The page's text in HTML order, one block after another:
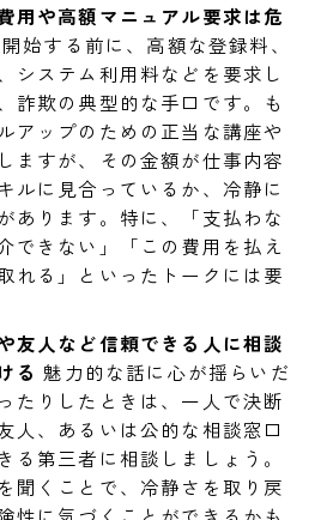
用や高額マニュアル要求は危
始する前に、高額な登録料、
システム利用料などを要求し
詐欺の典型的な手口です。も
アップのための正当な講座や
ますが、その金額が仕事内容
ルに見合っているか、冷静に
あります。特に、「支払わな
できない」「この費用を払え
れる」といったトークには要
友人など信頼できる人に相談
る 魅力的な話に心が揺らいだ
たりしたときは、一人で決断
人、あるいは公的な相談窓口
る第三者に相談しましょう。
聞くことで、冷静さを取り戻
性に気づくことができるかも